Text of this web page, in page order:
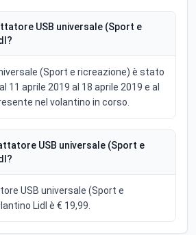
USB universale (Sport e
(Sport e ricreazione) è stato
11 aprile 2019 al 18 aprile 2019 e al
nel volantino in corso.
USB universale (Sport e
USB universale (Sport e
Lidl è € 19,99.